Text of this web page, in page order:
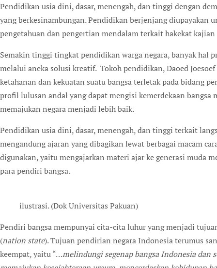
Pendidikan usia dini, dasar, menengah, dan tinggi dengan
yang berkesinambungan. Pendidikan berjenjang diupayakan
pengetahuan dan pengertian mendalam terkait hakekat
Semakin tinggi tingkat pendidikan warga negara, banyak hal
melalui aneka solusi kreatif. Tokoh pendidikan, Daoed
ketahanan dan kekuatan suatu bangsa terletak pada bidang
profil lulusan andal yang dapat mengisi kemerdekaan
memajukan negara menjadi lebih baik.
Pendidikan usia dini, dasar, menengah, dan tinggi terkait
mengandung ajaran yang dibagikan lewat berbagai macam
digunakan, yaitu mengajarkan materi ajar ke generasi muda
para pendiri bangsa.
ilustrasi. (Dok Universitas Pakuan)
Pendiri bangsa mempunyai cita-cita luhur yang menjadi
(nation state). Tujuan pendirian negara Indonesia terumus
keempat, yaitu “…melindungi segenap bangsa Indonesia dan